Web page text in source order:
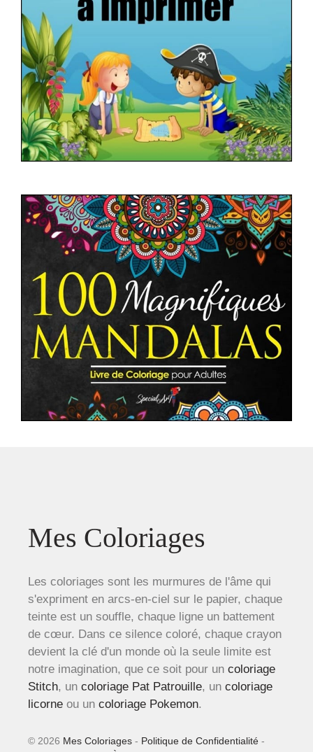
Mes Coloriages
Les coloriages sont les murmures de l'âme qui
s'expriment en arcs-en-ciel sur le papier, chaque
teinte est un souffle, chaque ligne un battement
de cœur. Dans ce silence coloré, chaque crayon
devient la clé d'un monde où la seule limite est
notre imagination, que ce soit pour un coloriage
Stitch, un coloriage Pat Patrouille, un coloriage
licorne ou un coloriage Pokemon.
© 2026 Mes Coloriages - Politique de Confidentialité -